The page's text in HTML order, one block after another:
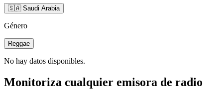
🇸🇦 Saudi Arabia
Género
Reggae
No hay datos disponibles.
Monitoriza cualquier emisora de radio